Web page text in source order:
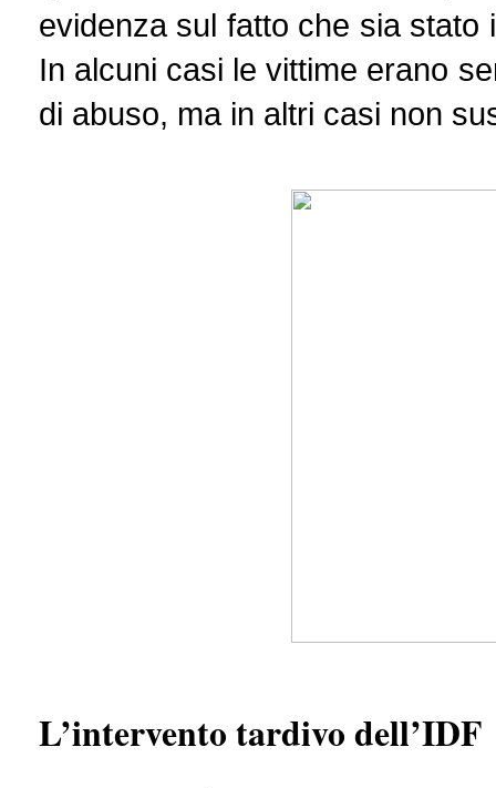
evidenza sul fatto che sia
In alcuni casi le vittime erano
di abuso, ma in altri casi non
L’intervento tardivo dell’IDF